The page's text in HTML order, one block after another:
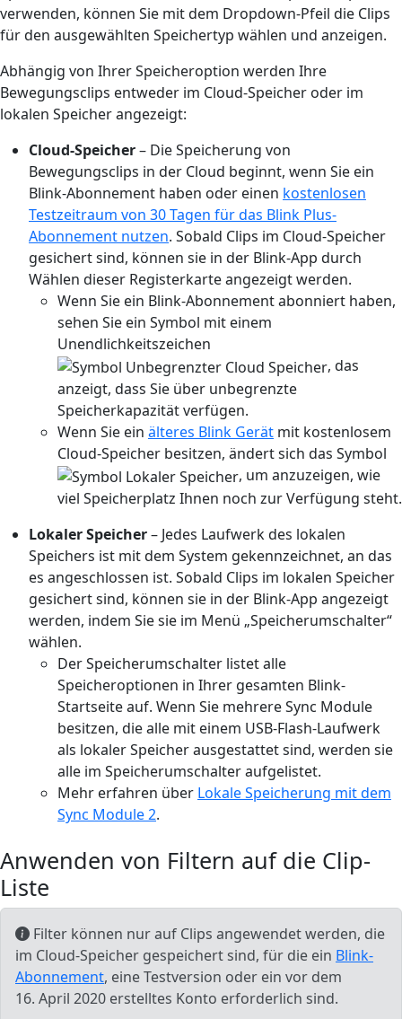
verwenden, können Sie mit dem Dropdown-Pfeil die Clips
für den ausgewählten Speichertyp wählen und anzeigen.
Abhängig von Ihrer Speicheroption werden Ihre
Bewegungsclips entweder im Cloud-Speicher oder im
lokalen Speicher angezeigt:
Cloud-Speicher– Die Speicherung von
Bewegungsclips in der Cloud beginnt, wenn Sie ein
Blink-Abonnement haben oder einen kostenlosen
Testzeitraum von 30 Tagen für das Blink Plus-
Abonnement nutzen. Sobald Clips im Cloud-Speicher
gesichert sind, können sie in der Blink-App durch
Wählen dieser Registerkarte angezeigt werden.
Wenn Sie ein Blink-Abonnement abonniert haben,
sehen Sie ein Symbol mit einem
Unendlichkeitszeichen
, das
anzeigt, dass Sie über unbegrenzte
Speicherkapazität verfügen.
Wenn Sie ein älteres Blink Gerät mit kostenlosem
Cloud-Speicher besitzen, ändert sich das Symbol
, um anzuzeigen, wie
viel Speicherplatz Ihnen noch zur Verfügung steht.
Lokaler Speicher– Jedes Laufwerk des lokalen
Speichers ist mit dem System gekennzeichnet, an das
es angeschlossen ist. Sobald Clips im lokalen Speicher
gesichert sind, können sie in der Blink-App angezeigt
werden, indem Sie sie im Menü „Speicherumschalter“
wählen.
Der Speicherumschalter listet alle
Speicheroptionen in Ihrer gesamten Blink-
Startseite auf. Wenn Sie mehrere Sync Module
besitzen, die alle mit einem USB-Flash-Laufwerk
als lokaler Speicher ausgestattet sind, werden sie
alle im Speicherumschalter aufgelistet.
Mehr erfahren über Lokale Speicherung mit dem
Sync Module 2.
Anwenden von Filtern auf die Clip-
Liste
Filter können nur auf Clips angewendet werden, die
im Cloud-Speicher gespeichert sind, für die ein Blink-
Abonnement, eine Testversion oder ein vor dem
16. April 2020 erstelltes Konto erforderlich sind.